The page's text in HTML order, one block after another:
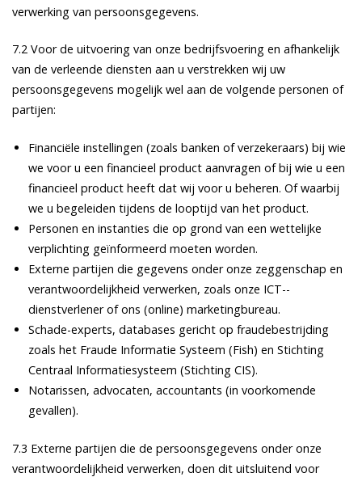
verwerking van persoonsgegevens.
7.2 Voor de uitvoering van onze bedrijfsvoering en afhankelijk
van de verleende diensten aan u verstrekken wij uw
persoonsgegevens mogelijk wel aan de volgende personen of
partijen:
Financiële instellingen (zoals banken of verzekeraars) bij wie
we voor u een financieel product aanvragen of bij wie u een
financieel product heeft dat wij voor u beheren. Of waarbij
we u begeleiden tijdens de looptijd van het product.
Personen en instanties die op grond van een wettelijke
verplichting geïnformeerd moeten worden.
Externe partijen die gegevens onder onze zeggenschap en
verantwoordelijkheid verwerken, zoals onze ICT-­
dienstverlener of ons (online) marketingbureau.
Schade-experts, databases gericht op fraudebestrijding
zoals het Fraude Informatie Systeem (Fish) en Stichting
Centraal Informatiesysteem (Stichting CIS).
Notarissen, advocaten, accountants (in voorkomende
gevallen).
7.3 Externe partijen die de persoonsgegevens onder onze
verantwoordelijkheid verwerken, doen dit uitsluitend voor